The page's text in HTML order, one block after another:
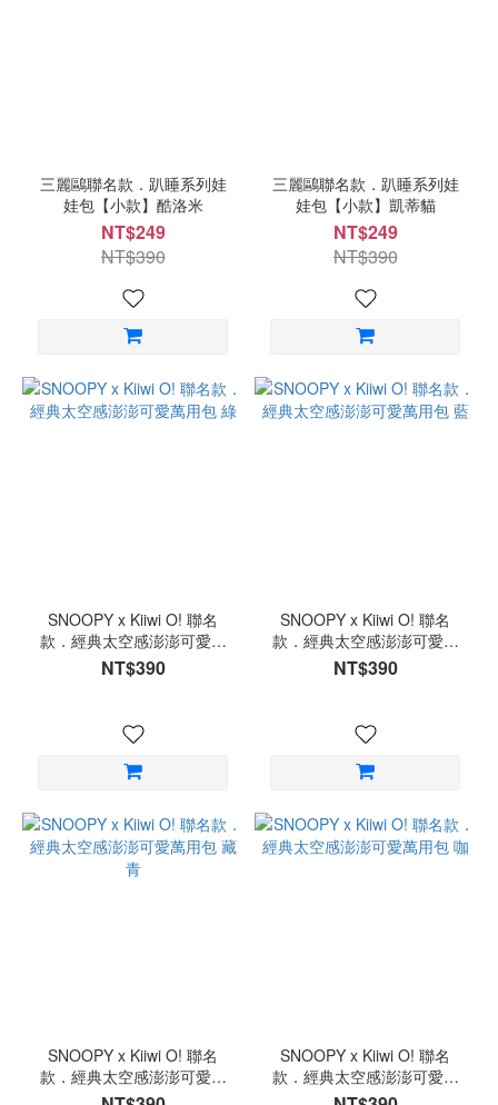
三麗鷗聯名款．趴睡系列娃
娃包【小款】酷洛米
NT$249
NT$390
三麗鷗聯名款．趴睡系列娃
娃包【小款】凱蒂貓
NT$249
NT$390
SNOOPY x Kiiwi O! 聯名
款．經典太空感澎澎可愛萬
用包 綠
NT$390
SNOOPY x Kiiwi O! 聯名
款．經典太空感澎澎可愛萬
用包 藍
NT$390
SNOOPY x Kiiwi O! 聯名
款．經典太空感澎澎可愛萬
用包 藏青
SNOOPY x Kiiwi O! 聯名
款．經典太空感澎澎可愛萬
用包 咖